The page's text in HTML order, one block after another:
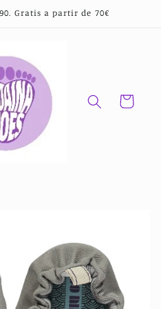
Gratis a partir de 70€
Carrito